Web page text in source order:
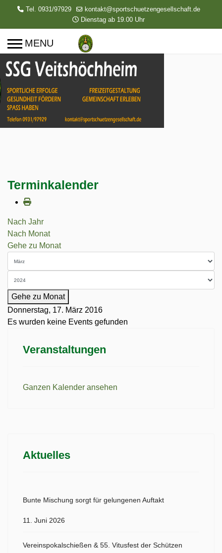
Tel. 0931/97929
kontakt@sportschuetzengesellschaft.de
Dienstag ab 19.00 Uhr
Terminkalender
Nach Jahr
Nach Monat
Gehe zu Monat
Gehe zu Monat
Donnerstag, 17. März 2016
Es wurden keine Events gefunden
Veranstaltungen
Ganzen Kalender ansehen
Aktuelles
Bunte Mischung sorgt für gelungenen Auftakt
11. Juni 2026
Vereinspokalschießen & 55. Vitusfest der Schützen